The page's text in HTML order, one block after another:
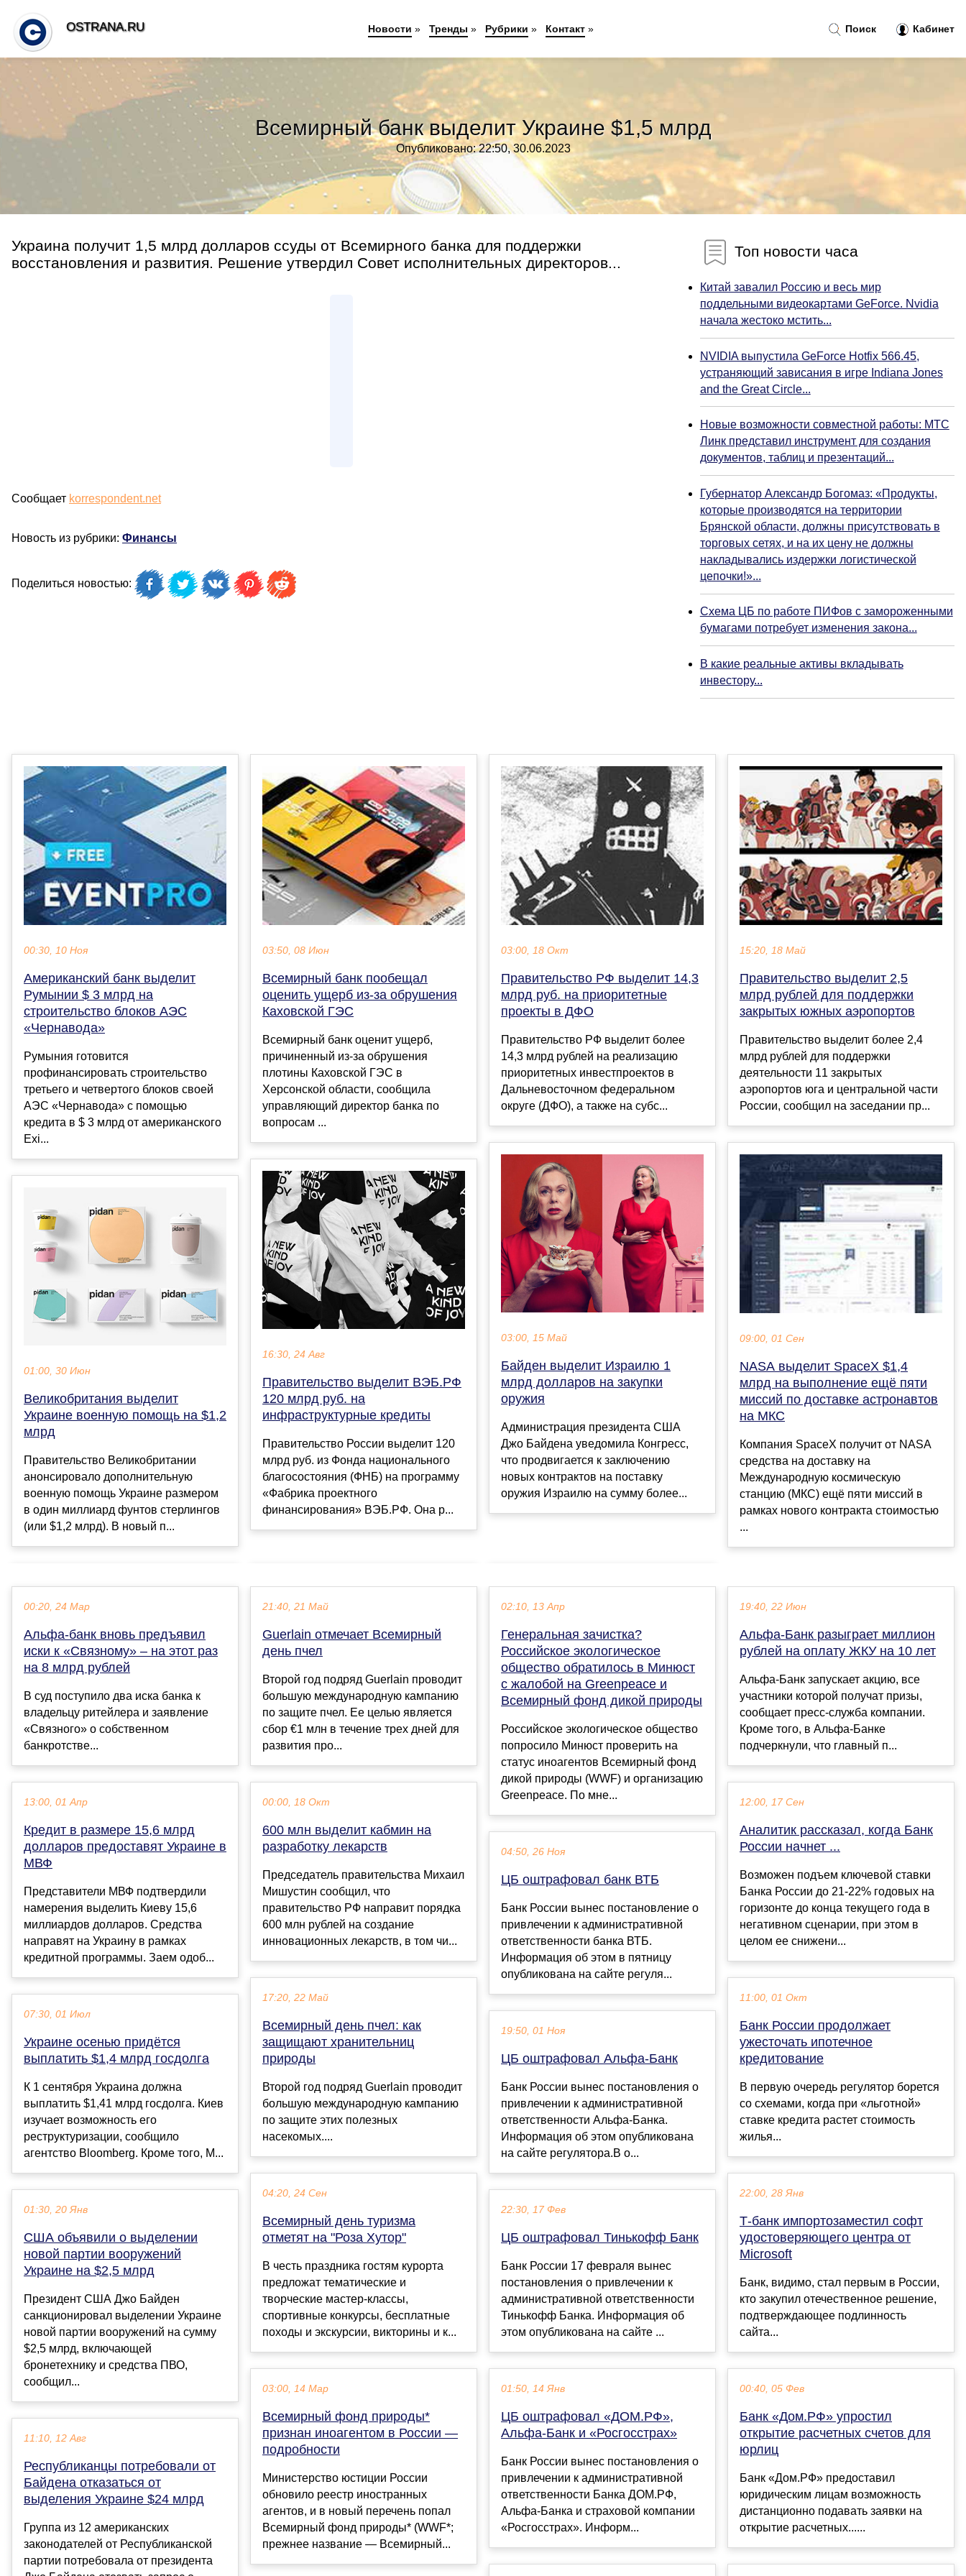
Всемирный банк выделит Украине $1,5 млрд
Опубликовано: 22:50, 30.06.2023
Украина получит 1,5 млрд долларов ссуды от Всемирного банка для поддержки
восстановления и развития. Решение утвердил Совет исполнительных директоров...
Сообщает korrespondent.net
Новость из рубрики: Финансы
Поделиться новостью:
Топ новости часа
Китай завалил Россию и весь мир
поддельными видеокартами GeForce. Nvidia
начала жестоко мстить...
NVIDIA выпустила GeForce Hotfix 566.45,
устраняющий зависания в игре Indiana Jones
and the Great Circle...
Новые возможности совместной работы: МТС
Линк представил инструмент для создания
документов, таблиц и презентаций...
Губернатор Александр Богомаз: «Продукты,
которые производятся на территории
Брянской области, должны присутствовать в
торговых сетях, и на их цену не должны
накладывались издержки логистической
цепочки!»...
Схема ЦБ по работе ПИФов с замороженными
бумагами потребует изменения закона...
В какие реальные активы вкладывать
инвестору...
00:30, 10 Ноя
Американский банк выделит
Румынии $ 3 млрд на
строительство блоков АЭС
«Чернавода»
Румыния готовится
профинансировать строительство
третьего и четвертого блоков своей
АЭС «Чернавода» с помощью
кредита в $ 3 млрд от американского
Exi...
01:00, 30 Июн
Великобритания выделит
Украине военную помощь на $1,2
млрд
Правительство Великобритании
анонсировало дополнительную
военную помощь Украине размером
в один миллиард фунтов стерлингов
(или $1,2 млрд). В новый п...
03:50, 08 Июн
Всемирный банк пообещал
оценить ущерб из-за обрушения
Каховской ГЭС
Всемирный банк оценит ущерб,
причиненный из-за обрушения
плотины Каховской ГЭС в
Херсонской области, сообщила
управляющий директор банка по
вопросам ...
16:30, 24 Авг
Правительство выделит ВЭБ.РФ
120 млрд руб. на
инфраструктурные кредиты
Правительство России выделит 120
млрд руб. из Фонда национального
благосостояния (ФНБ) на программу
«Фабрика проектного
финансирования» ВЭБ.РФ. Она р...
03:00, 18 Окт
Правительство РФ выделит 14,3
млрд руб. на приоритетные
проекты в ДФО
Правительство РФ выделит более
14,3 млрд рублей на реализацию
приоритетных инвестпроектов в
Дальневосточном федеральном
округе (ДФО), а также на субс...
03:00, 15 Май
Байден выделит Израилю 1
млрд долларов на закупки
оружия
Администрация президента США
Джо Байдена уведомила Конгресс,
что продвигается к заключению
новых контрактов на поставку
оружия Израилю на сумму более...
15:20, 18 Май
Правительство выделит 2,5
млрд рублей для поддержки
закрытых южных аэропортов
Правительство выделит более 2,4
млрд рублей для поддержки
деятельности 11 закрытых
аэропортов юга и центральной части
России, сообщил на заседании пр...
09:00, 01 Сен
NASA выделит SpaceX $1,4
млрд на выполнение ещё пяти
миссий по доставке астронавтов
на МКС
Компания SpaceX получит от NASA
средства на доставку на
Международную космическую
станцию (МКС) ещё пяти миссий в
рамках нового контракта стоимостью
...
00:20, 24 Мар
Альфа-банк вновь предъявил
иски к «Связному» – на этот раз
на 8 млрд рублей
В суд поступило два иска банка к
владельцу ритейлера и заявление
«Связного» о собственном
банкротстве...
13:00, 01 Апр
Кредит в размере 15,6 млрд
долларов предоставят Украине в
МВФ
Представители МВФ подтвердили
намерения выделить Киеву 15,6
миллиардов долларов. Средства
направят на Украину в рамках
кредитной программы. Заем одоб...
07:30, 01 Июл
Украине осенью придётся
выплатить $1,4 млрд госдолга
К 1 сентября Украина должна
выплатить $1,41 млрд госдолга. Киев
изучает возможность его
реструктуризации, сообщило
агентство Bloomberg. Кроме того, М...
01:30, 20 Янв
США объявили о выделении
новой партии вооружений
Украине на $2,5 млрд
Президент США Джо Байден
санкционировал выделении Украине
новой партии вооружений на сумму
$2,5 млрд, включающей
бронетехнику и средства ПВО,
сообщил...
11:10, 12 Авг
Республиканцы потребовали от
Байдена отказаться от
выделения Украине $24 млрд
Группа из 12 американских
законодателей от Республиканской
партии потребовала от президента
21:40, 21 Май
Guerlain отмечает Всемирный
день пчел
Второй год подряд Guerlain проводит
большую международную кампанию
по защите пчел. Ее целью является
сбор €1 млн в течение трех дней для
развития про...
00:00, 18 Окт
600 млн выделит кабмин на
разработку лекарств
Председатель правительства Михаил
Мишустин сообщил, что
правительство РФ направит порядка
600 млн рублей на создание
инновационных лекарств, в том чи...
17:20, 22 Май
Всемирный день пчел: как
защищают хранительниц
природы
Второй год подряд Guerlain проводит
большую международную кампанию
по защите этих полезных
насекомых....
04:20, 24 Сен
Всемирный день туризма
отметят на "Роза Хутор"
В честь праздника гостям курорта
предложат тематические и
творческие мастер-классы,
спортивные конкурсы, бесплатные
походы и экскурсии, викторины и к...
03:00, 14 Мар
Всемирный фонд природы*
признан иноагентом в России —
подробности
Министерство юстиции России
обновило реестр иностранных
агентов, и в новый перечень попал
Всемирный фонд природы* (WWF*;
прежнее название — Всемирный...
02:10, 13 Апр
Генеральная зачистка?
Российское экологическое
общество обратилось в Минюст
с жалобой на Greenpeace и
Всемирный фонд дикой природы
Российское экологическое общество
попросило Минюст проверить на
статус иноагентов Всемирный фонд
дикой природы (WWF) и организацию
Greenpeace. По мне...
04:50, 26 Ноя
ЦБ оштрафовал банк ВТБ
Банк России вынес постановление о
привлечении к административной
ответственности банка ВТБ.
Информация об этом в пятницу
опубликована на сайте регуля...
19:50, 01 Ноя
ЦБ оштрафовал Альфа-Банк
Банк России вынес постановления о
привлечении к административной
ответственности Альфа-Банка.
Информация об этом опубликована
на сайте регулятора.В о...
22:30, 17 Фев
ЦБ оштрафовал Тинькофф Банк
Банк России 17 февраля вынес
постановления о привлечении к
административной ответственности
Тинькофф Банка. Информация об
этом опубликована на сайте ...
01:50, 14 Янв
ЦБ оштрафовал «ДОМ.РФ»,
Альфа-Банк и «Росгосстрах»
Банк России вынес постановления о
привлечении к административной
ответственности Банка ДОМ.РФ,
Альфа-Банка и страховой компании
«Росгосстрах». Информ...
19:40, 22 Июн
Альфа-Банк разыграет миллион
рублей на оплату ЖКУ на 10 лет
Альфа-Банк запускает акцию, все
участники которой получат призы,
сообщает пресс-служба компании.
Кроме того, в Альфа-Банке
подчеркнули, что главный п...
12:00, 17 Сен
Аналитик рассказал, когда Банк
России начнет ...
Возможен подъем ключевой ставки
Банка России до 21-22% годовых на
горизонте до конца текущего года в
негативном сценарии, при этом в
целом ее снижени...
11:00, 01 Окт
Банк России продолжает
ужесточать ипотечное
кредитование
В первую очередь регулятор борется
со схемами, когда при «льготной»
ставке кредита растет стоимость
жилья...
22:00, 28 Янв
Т-банк импортозаместил софт
удостоверяющего центра от
Microsoft
Банк, видимо, стал первым в России,
кто закупил отечественное решение,
подтверждающее подлинность
сайта...
00:40, 05 Фев
Банк «Дом.РФ» упростил
открытие расчетных счетов для
юрлиц
Банк «Дом.РФ» предоставил
юридическим лицам возможность
дистанционно подавать заявки на
открытие расчетных......
Поиск Кабинет
OSTRANA.RU Новости » Тренды » Рубрики » Контакт»